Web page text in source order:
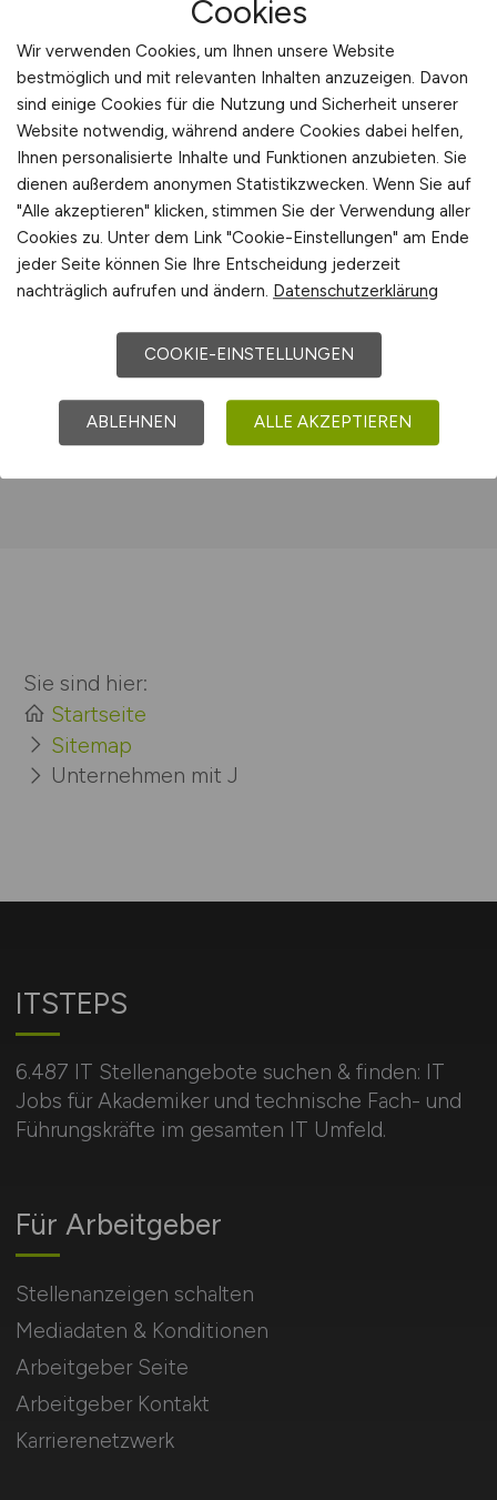
Jobs bei Julkair GmbH
Jobs bei Jung, DMS & Cie. AG
Jobs bei Junger GmbH
Aktiengesellschaft
Jobs bei Jura Direkt GmbH
Sie sind hier:
Startseite
Sitemap
Unternehmen mit J
ITSTEPS
6.487 IT Stellenangebote suchen & finden: IT
Jobs für Akademiker und technische Fach- und
Führungskräfte im gesamten IT Umfeld.
Für Arbeitgeber
Stellenanzeigen schalten
Mediadaten & Konditionen
Arbeitgeber Seite
Arbeitgeber Kontakt
Karrierenetzwerk
Cookies
Wir verwenden Cookies, um Ihnen unsere Website
bestmöglich und mit relevanten Inhalten anzuzeigen. Davon
sind einige Cookies für die Nutzung und Sicherheit unserer
Website notwendig, während andere Cookies dabei helfen,
Ihnen personalisierte Inhalte und Funktionen anzubieten. Sie
dienen außerdem anonymen Statistikzwecken. Wenn Sie auf
"Alle akzeptieren" klicken, stimmen Sie der Verwendung aller
Cookies zu. Unter dem Link "Cookie-Einstellungen" am Ende
jeder Seite können Sie Ihre Entscheidung jederzeit
nachträglich aufrufen und ändern. Datenschutzerklärung
COOKIE-EINSTELLUNGEN
ABLEHNEN ALLE AKZEPTIEREN